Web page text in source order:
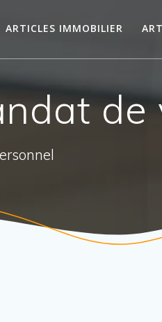
ARTICLES IMMOBILIER
de